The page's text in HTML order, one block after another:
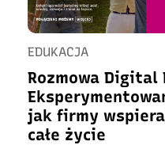
EDUKACJA
Rozmowa Digital
jak firmy
całe życie